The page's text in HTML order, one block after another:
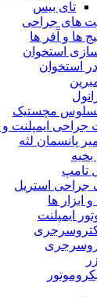
تای بیس
های جراحی
ها و آفر ها
استخوان
استخوان
مچستیک
جراحی
پانسمان لثه
بخیه
تامپ
جراحی استریل
ابزار ها
ایمپلنت